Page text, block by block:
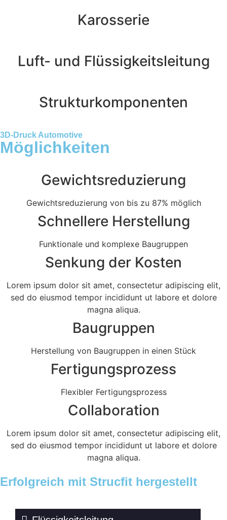
Karosserie
Luft- und Flüssigkeitsleitung
Strukturkomponenten
3D-Druck Automotive
Möglichkeiten
Gewichtsreduzierung
Gewichtsreduzierung von bis zu 87% möglich
Schnellere Herstellung
Funktionale und komplexe Baugruppen
Senkung der Kosten
Lorem ipsum dolor sit amet, consectetur adipiscing elit,
sed do eiusmod tempor incididunt ut labore et dolore
magna aliqua.
Baugruppen
Herstellung von Baugruppen in einen Stück
Fertigungsprozess
Flexibler Fertigungsprozess
Collaboration
Lorem ipsum dolor sit amet, consectetur adipiscing elit,
sed do eiusmod tempor incididunt ut labore et dolore
magna aliqua.
Erfolgreich mit Strucfit hergestellt